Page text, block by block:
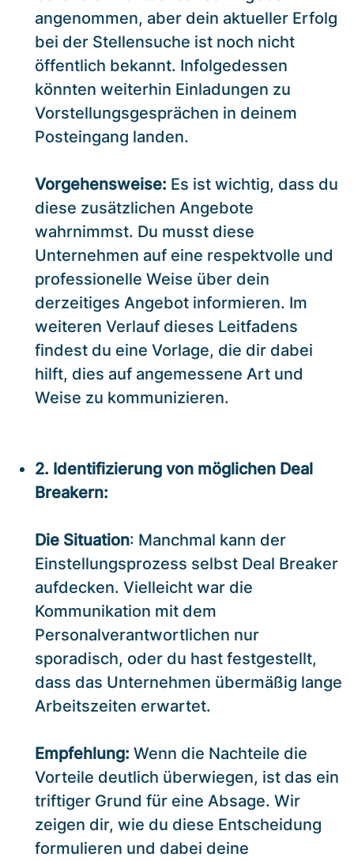
angenommen, aber dein aktueller Erfolg
bei der Stellensuche ist noch nicht
öffentlich bekannt. Infolgedessen
könnten weiterhin Einladungen zu
Vorstellungsgesprächen in deinem
Posteingang landen.
Vorgehensweise: Es ist wichtig, dass du
diese zusätzlichen Angebote
wahrnimmst. Du musst diese
Unternehmen auf eine respektvolle und
professionelle Weise über dein
derzeitiges Angebot informieren. Im
weiteren Verlauf dieses Leitfadens
findest du eine Vorlage, die dir dabei
hilft, dies auf angemessene Art und
Weise zu kommunizieren.
2. Identifizierung von möglichen Deal
Breakern:
Die Situation: Manchmal kann der
Einstellungsprozess selbst Deal Breaker
aufdecken. Vielleicht war die
Kommunikation mit dem
Personalverantwortlichen nur
sporadisch, oder du hast festgestellt,
dass das Unternehmen übermäßig lange
Arbeitszeiten erwartet.
Empfehlung: Wenn die Nachteile die
Vorteile deutlich überwiegen, ist das ein
triftiger Grund für eine Absage. Wir
zeigen dir, wie du diese Entscheidung
formulieren und dabei deine